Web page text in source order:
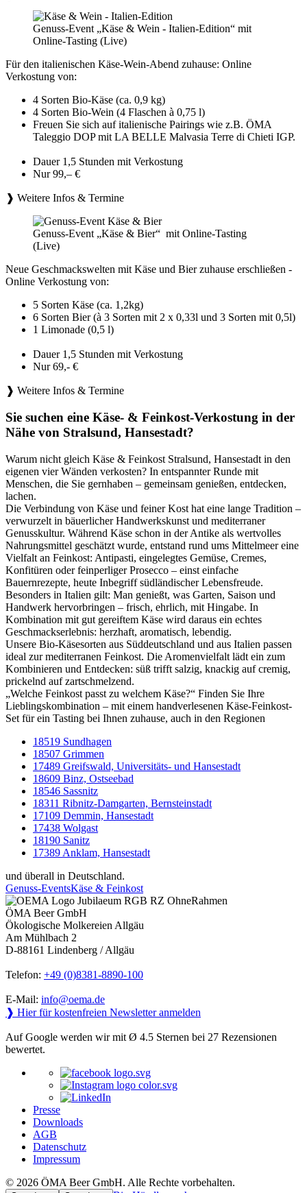
Genuss-Event „Käse & Wein - Italien-Edition“ mit
Online-Tasting (Live)
Für den italienischen Käse-Wein-Abend zuhause: Online
Verkostung von:
4 Sorten Bio-Käse (ca. 0,9 kg)
4 Sorten Bio-Wein (4 Flaschen à 0,75 l)
Freuen Sie sich auf italienische Pairings wie z.B. ÖMA
Taleggio DOP mit LA BELLE Malvasia Terre di Chieti IGP.
Dauer 1,5 Stunden mit Verkostung
Nur 99,– €
❱ Weitere Infos & Termine
Genuss-Event „Käse & Bier“ mit Online-Tasting
(Live)
Neue Geschmackswelten mit Käse und Bier zuhause erschließen -
Online Verkostung von:
5 Sorten Käse (ca. 1,2kg)
6 Sorten Bier (à 3 Sorten mit 2 x 0,33l und 3 Sorten mit 0,5l)
1 Limonade (0,5 l)
Dauer 1,5 Stunden mit Verkostung
Nur 69,- €
❱ Weitere Infos & Termine
Sie suchen eine Käse- & Feinkost-Verkostung in der
Nähe von Stralsund, Hansestadt?
Warum nicht gleich Käse & Feinkost Stralsund, Hansestadt in den
eigenen vier Wänden verkosten? In entspannter Runde mit
Menschen, die Sie gernhaben – gemeinsam genießen, entdecken,
lachen.
Die Verbindung von Käse und feiner Kost hat eine lange Tradition –
verwurzelt in bäuerlicher Handwerkskunst und mediterraner
Genusskultur. Während Käse schon in der Antike als wertvolles
Nahrungsmittel geschätzt wurde, entstand rund ums Mittelmeer eine
Vielfalt an Feinkost: Antipasti, eingelegtes Gemüse, Cremes,
Konfitüren oder feinperliger Prosecco – einst einfache
Bauernrezepte, heute Inbegriff südländischer Lebensfreude.
Besonders in Italien gilt: Man genießt, was Garten, Saison und
Handwerk hervorbringen – frisch, ehrlich, mit Hingabe. In
Kombination mit gut gereiftem Käse wird daraus ein echtes
Geschmackserlebnis: herzhaft, aromatisch, lebendig.
Unsere Bio-Käsesorten aus Süddeutschland und aus Italien passen
ideal zur mediterranen Feinkost. Die Aromenvielfalt lädt ein zum
Kombinieren und Entdecken: süß trifft salzig, knackig auf cremig,
prickelnd auf zartschmelzend.
„Welche Feinkost passt zu welchem Käse?“ Finden Sie Ihre
Lieblingskombination – mit einem handverlesenen Käse-Feinkost-
Set für ein Tasting bei Ihnen zuhause, auch in den Regionen
18519 Sundhagen
18507 Grimmen
17489 Greifswald, Universitäts- und Hansestadt
18609 Binz, Ostseebad
18546 Sassnitz
18311 Ribnitz-Damgarten, Bernsteinstadt
17109 Demmin, Hansestadt
17438 Wolgast
18190 Sanitz
17389 Anklam, Hansestadt
und überall in Deutschland.
Genuss-EventsKäse & Feinkost
ÖMA Beer GmbH
Ökologische Molkereien Allgäu
Am Mühlbach 2
D-88161 Lindenberg / Allgäu
Telefon: +49 (0)8381-8890-100
E-Mail: info@oema.de
❱ Hier für kostenfreien Newsletter anmelden
Auf Google werden wir mit Ø 4.5 Sternen bei 27 Rezensionen
bewertet.
Presse
Downloads
AGB
Datenschutz
Impressum
© 2026 ÖMA Beer GmbH. Alle Rechte vorbehalten.